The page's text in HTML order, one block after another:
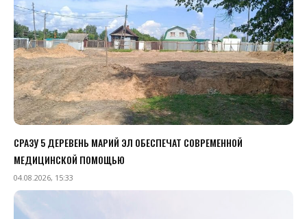
СРАЗУ 5 ДЕРЕВЕНЬ МАРИЙ ЭЛ ОБЕСПЕЧАТ СОВРЕМЕННОЙ
МЕДИЦИНСКОЙ ПОМОЩЬЮ
04.08.2026, 15:33